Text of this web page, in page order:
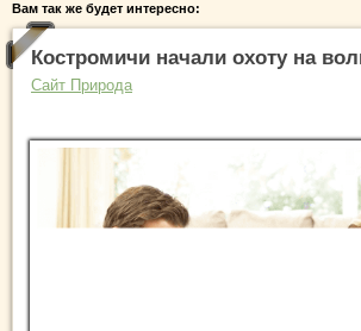
Вам так же будет интересно:
Костромичи начали охоту на
Сайт Природа